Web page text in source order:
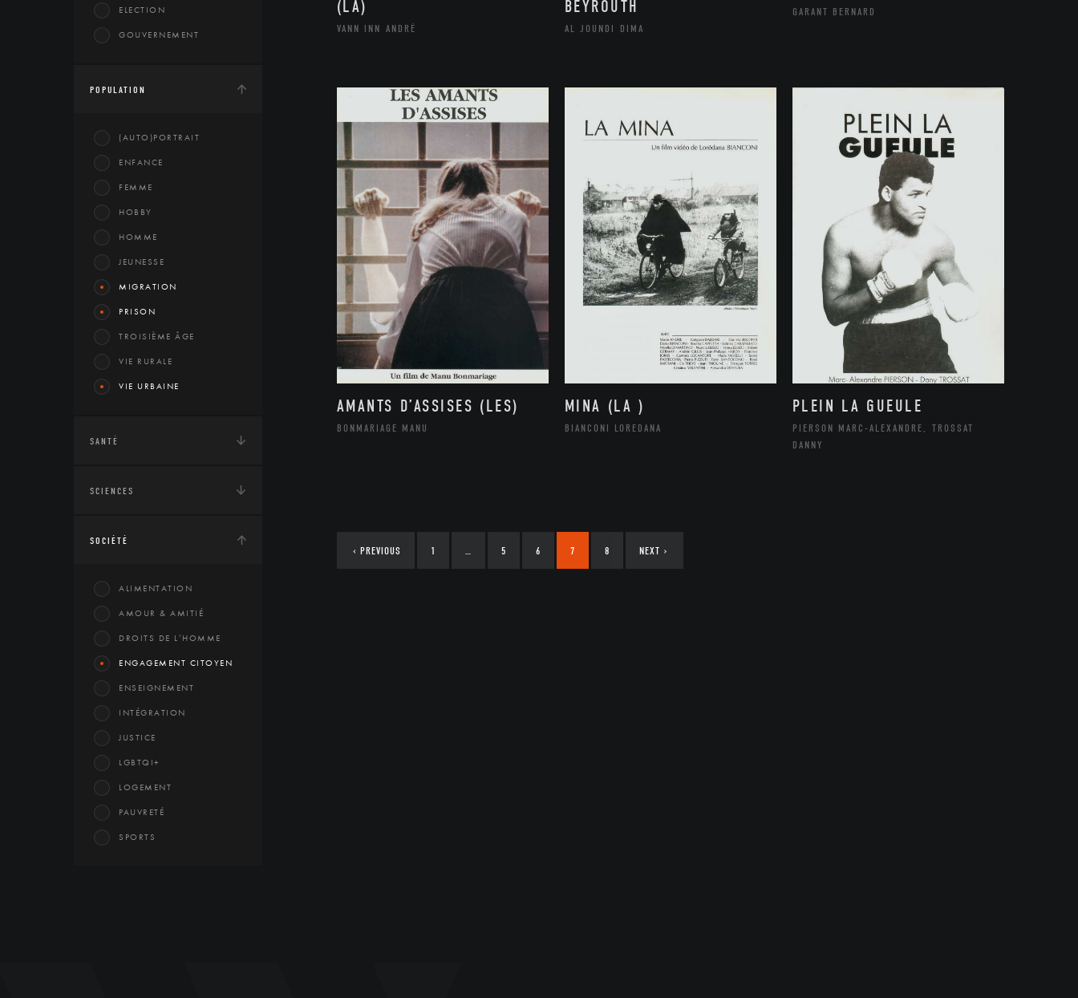
ELECTION
GOUVERNEMENT
POPULATION
(AUTO)PORTRAIT
ENFANCE
FEMME
HOBBY
HOMME
JEUNESSE
MIGRATION
PRISON
TROISIÈME ÂGE
VIE RURALE
VIE URBAINE
SANTÉ
SCIENCES
SOCIÉTÉ
ALIMENTATION
AMOUR & AMITIÉ
DROITS DE L’HOMME
ENGAGEMENT CITOYEN
ENSEIGNEMENT
INTÉGRATION
JUSTICE
LGBTQI+
LOGEMENT
PAUVRETÉ
SPORTS
(LA)
VANN INN ANDRÉ
BEYROUTH
AL JOUNDI DIMA
GARANT BERNARD
AMANTS D’ASSISES (LES)
BONMARIAGE MANU
MINA (LA )
BIANCONI LOREDANA
PLEIN LA GUEULE
PIERSON MARC-ALEXANDRE, TROSSAT
DANNY
‹ PREVIOUS 1 … 5 6 7 8 NEXT ›